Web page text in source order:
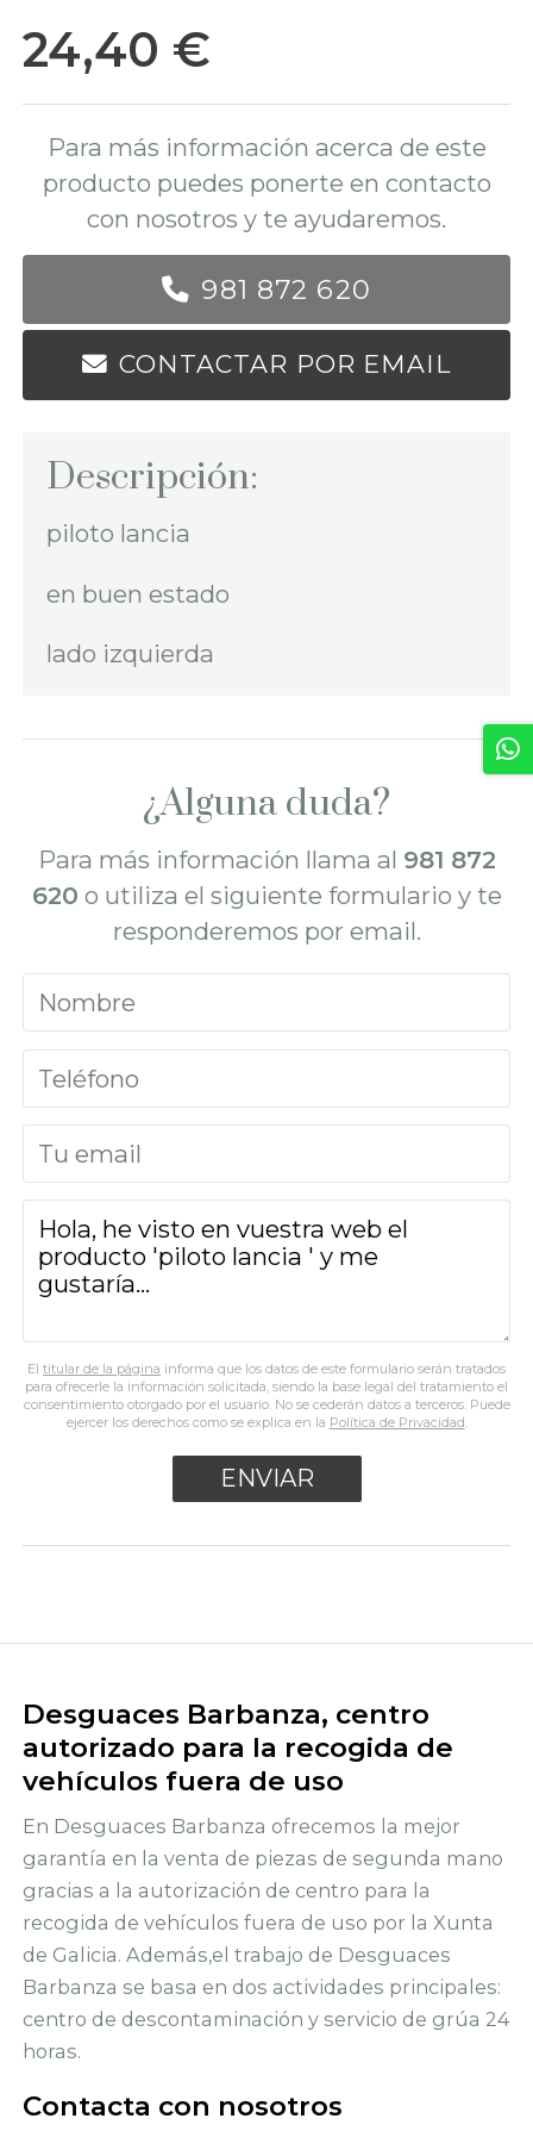
24,40 €
Para más información acerca de este
producto puedes ponerte en contacto
con nosotros y te ayudaremos.
981 872 620
CONTACTAR POR EMAIL
Descripción:
piloto lancia
en buen estado
lado izquierda
¿Alguna duda?
Para más información llama al 981 872
620 o utiliza el siguiente formulario y te
responderemos por email.
El titular de la página informa que los datos de este formulario serán tratados
para ofrecerle la información solicitada, siendo la base legal del tratamiento el
consentimiento otorgado por el usuario. No se cederán datos a terceros. Puede
ejercer los derechos como se explica en la Política de Privacidad
Desguaces Barbanza, centro
autorizado para la recogida de
vehículos fuera de uso
En Desguaces Barbanza ofrecemos la mejor
garantía en la venta de piezas de segunda mano
gracias a la autorización de centro para la
recogida de vehículos fuera de uso por la Xunta
de Galicia. Además,el trabajo de Desguaces
Barbanza se basa en dos actividades principales:
centro de descontaminación y servicio de grúa 24
horas.
Contacta con nosotros